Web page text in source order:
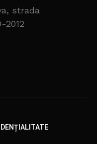
strada
2012